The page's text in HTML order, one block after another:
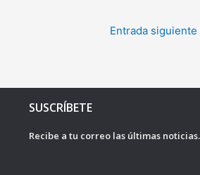
Entrada siguiente
SUSCRÍBETE
Recibe a tu correo las últimas noticias.